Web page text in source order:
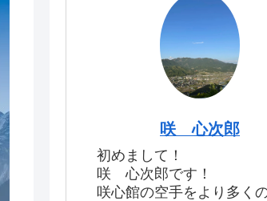
咲 心次郎
初めまして！
咲 心次郎です！
咲心館の空手をより多く